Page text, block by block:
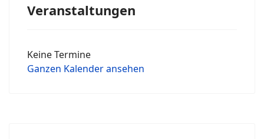
Veranstaltungen
Keine Termine
Ganzen Kalender ansehen